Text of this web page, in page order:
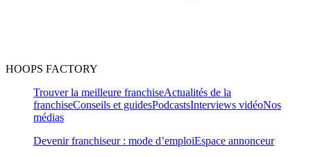
HOOPS FACTORY
Trouver la meilleure franchiseActualités de la
franchiseConseils et guidesPodcastsInterviews vidéoNos
médias
Devenir franchiseur : mode d’emploiEspace annonceur